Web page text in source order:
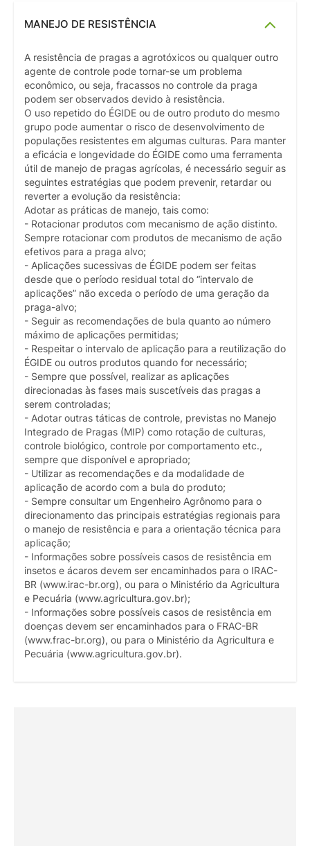
MANEJO DE RESISTÊNCIA
A resistência de pragas a agrotóxicos ou qualquer outro
agente de controle pode tornar-se um problema
econômico, ou seja, fracassos no controle da praga
podem ser observados devido à resistência.
O uso repetido do ÉGIDE ou de outro produto do mesmo
grupo pode aumentar o risco de desenvolvimento de
populações resistentes em algumas culturas. Para manter
a eficácia e longevidade do ÉGIDE como uma ferramenta
útil de manejo de pragas agrícolas, é necessário seguir as
seguintes estratégias que podem prevenir, retardar ou
reverter a evolução da resistência:
Adotar as práticas de manejo, tais como:
- Rotacionar produtos com mecanismo de ação distinto.
Sempre rotacionar com produtos de mecanismo de ação
efetivos para a praga alvo;
- Aplicações sucessivas de ÉGIDE podem ser feitas
desde que o período residual total do “intervalo de
aplicações” não exceda o período de uma geração da
praga-alvo;
- Seguir as recomendações de bula quanto ao número
máximo de aplicações permitidas;
- Respeitar o intervalo de aplicação para a reutilização do
ÉGIDE ou outros produtos quando for necessário;
- Sempre que possível, realizar as aplicações
direcionadas às fases mais suscetíveis das pragas a
serem controladas;
- Adotar outras táticas de controle, previstas no Manejo
Integrado de Pragas (MIP) como rotação de culturas,
controle biológico, controle por comportamento etc.,
sempre que disponível e apropriado;
- Utilizar as recomendações e da modalidade de
aplicação de acordo com a bula do produto;
- Sempre consultar um Engenheiro Agrônomo para o
direcionamento das principais estratégias regionais para
o manejo de resistência e para a orientação técnica para
aplicação;
- Informações sobre possíveis casos de resistência em
insetos e ácaros devem ser encaminhados para o IRAC-
BR (www.irac-br.org), ou para o Ministério da Agricultura
e Pecuária (www.agricultura.gov.br);
- Informações sobre possíveis casos de resistência em
doenças devem ser encaminhados para o FRAC-BR
(www.frac-br.org), ou para o Ministério da Agricultura e
Pecuária (www.agricultura.gov.br).